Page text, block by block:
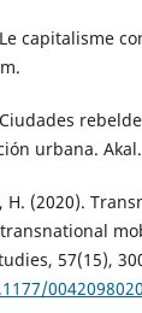
capitalisme
urbana. Akal.
H. (2020).
57(15),